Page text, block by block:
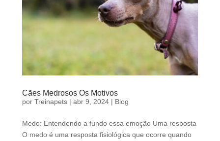
Cães Medrosos Os Motivos
por Treinapets| abr 9, 2024| Blog
Medo: Entendendo a fundo essa emoção Uma resposta
O medo é uma resposta fisiológica que ocorre quando